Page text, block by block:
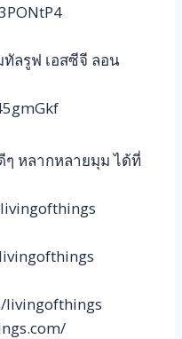
ทัลรูฟ เอสซีจี ลอน
ๆ หลากหลายมุม ได้ที่
livingofthings